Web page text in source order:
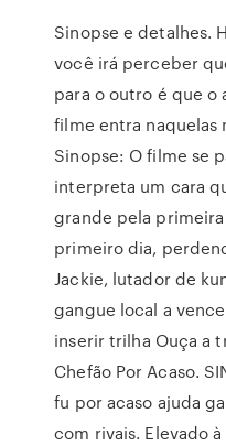
Sinopse e detalhes.
você irá perceber
para o outro é que o
filme entra naquelas
Sinopse: O filme se
interpreta um cara
grande pela
primeiro dia,
Jackie, lutador de
gangue local a
inserir trilha Ouça a
Chefão Por Acaso.
fu por acaso ajuda
com rivais. Elevado